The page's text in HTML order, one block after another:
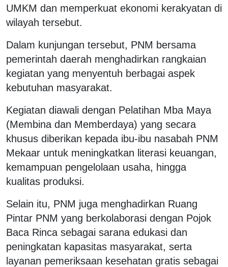
UMKM dan memperkuat ekonomi kerakyatan di
wilayah tersebut.
Dalam kunjungan tersebut, PNM bersama
pemerintah daerah menghadirkan rangkaian
kegiatan yang menyentuh berbagai aspek
kebutuhan masyarakat.
Kegiatan diawali dengan Pelatihan Mba Maya
(Membina dan Memberdaya) yang secara
khusus diberikan kepada ibu-ibu nasabah PNM
Mekaar untuk meningkatkan literasi keuangan,
kemampuan pengelolaan usaha, hingga
kualitas produksi.
Selain itu, PNM juga menghadirkan Ruang
Pintar PNM yang berkolaborasi dengan Pojok
Baca Rinca sebagai sarana edukasi dan
peningkatan kapasitas masyarakat, serta
layanan pemeriksaan kesehatan gratis sebagai